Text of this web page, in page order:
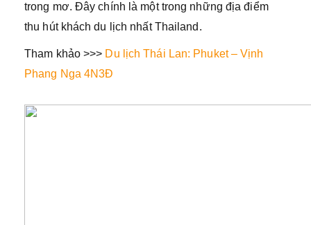
trong mơ. Đây chính là một trong những địa điểm
thu hút khách du lịch nhất Thailand.
Tham khảo >>> Du lịch Thái Lan: Phuket – Vịnh
Phang Nga 4N3Đ